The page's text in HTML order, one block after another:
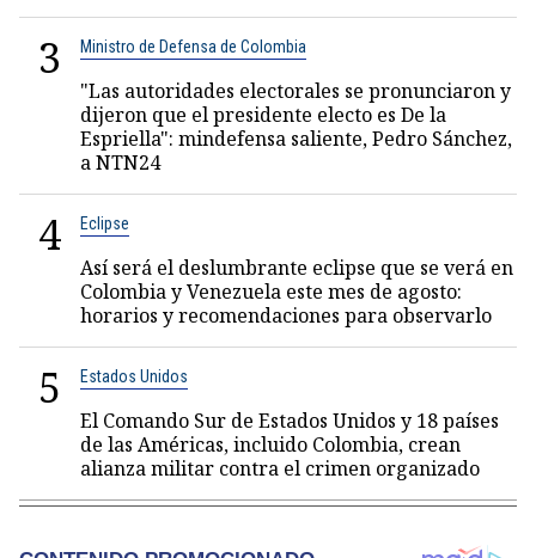
3 Ministro de Defensa de Colombia
"Las autoridades electorales se pronunciaron y
dijeron que el presidente electo es De la
Espriella": mindefensa saliente, Pedro Sánchez,
a NTN24
4 Eclipse
Así será el deslumbrante eclipse que se verá en
Colombia y Venezuela este mes de agosto:
horarios y recomendaciones para observarlo
5 Estados Unidos
El Comando Sur de Estados Unidos y 18 países
de las Américas, incluido Colombia, crean
alianza militar contra el crimen organizado